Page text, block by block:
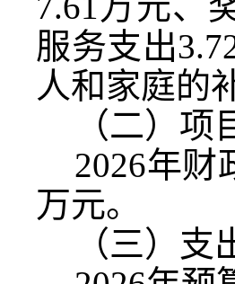
服务支出
人和家庭的
（二）项
2026年财
万元。
（三）